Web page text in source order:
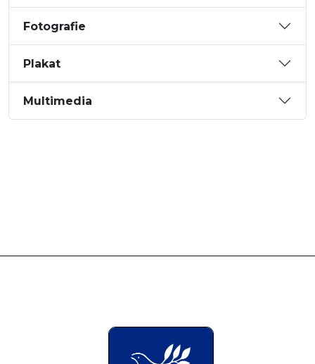
Fotografie
Plakat
Multimedia